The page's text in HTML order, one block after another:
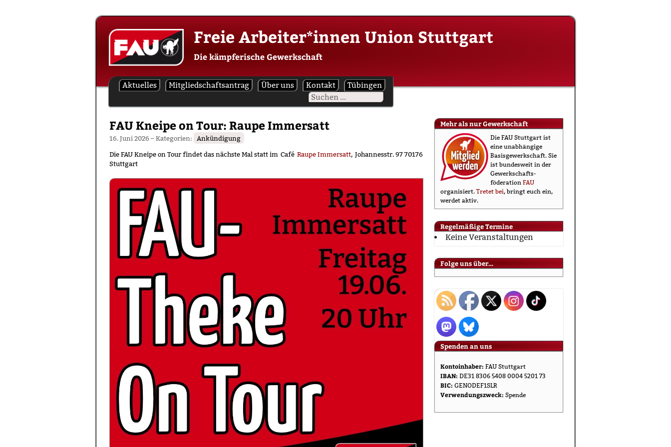
Skip
content
Freie Arbeiter*innen Union Stuttgart
Die kämpferische Gewerkschaft
Aktuelles Mitgliedschaftsantrag Über uns Kontakt Tübingen
FAU Kneipe on Tour: Raupe Immersatt
16. Juni 2026 – Kategorien:
Ankündigung
Die FAU Kneipe on Tour findet das nächste Mal statt im Café Raupe Immersatt, Johannesstr. 97 70176
Stuttgart
Mehr als nur Gewerkschaft
Die FAU Stuttgart ist
eine un­abhängige
Basis­gewerkschaft. Sie
ist bundesweit in der
Gewerkschafts­
föderation FAU
organisiert. Tretet bei, bringt euch ein,
werdet aktiv.
Regelmäßige Termine
Keine Veranstaltungen
Folge uns über…
Spenden an uns
Kontoinhaber: FAU Stuttgart
IBAN: DE31 8306 5408 0004 5201 73
BIC: GENODEF1SLR
Verwendungszweck: Spende